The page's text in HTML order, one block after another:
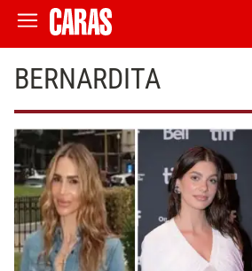
BERNARDITA